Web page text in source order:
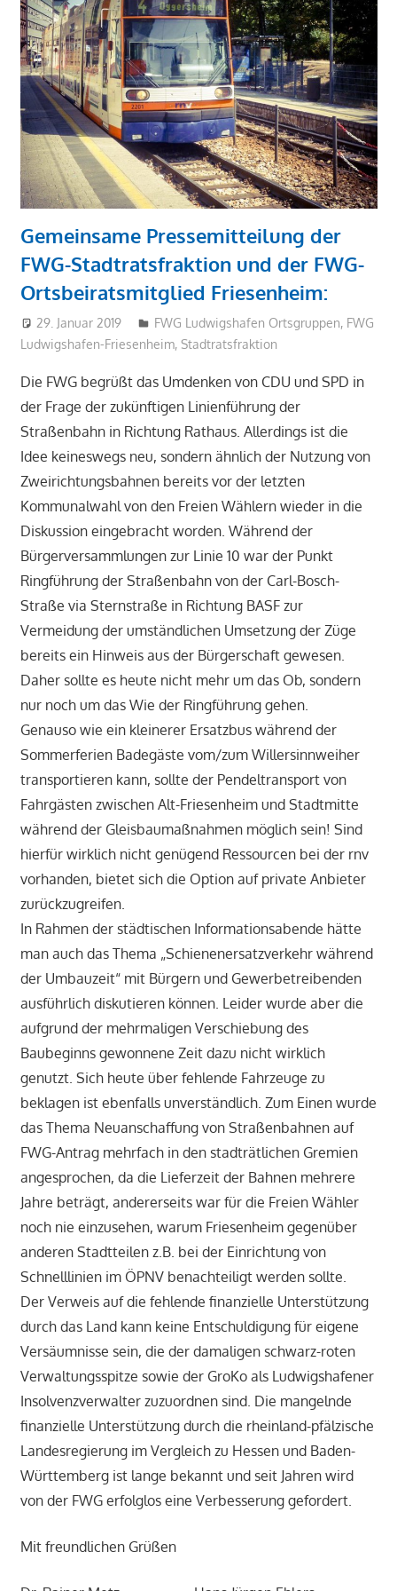
Gemeinsame Pressemitteilung der
FWG-Stadtratsfraktion und der FWG-
Ortsbeiratsmitglied Friesenheim:
29. Januar 2019 admin
FWG Ludwigshafen Ortsgruppen, FWG
Ludwigshafen-Friesenheim, Stadtratsfraktion
Die FWG begrüßt das Umdenken von CDU und SPD in
der Frage der zukünftigen Linienführung der
Straßenbahn in Richtung Rathaus. Allerdings ist die
Idee keineswegs neu, sondern ähnlich der Nutzung von
Zweirichtungsbahnen bereits vor der letzten
Kommunalwahl von den Freien Wählern wieder in die
Diskussion eingebracht worden. Während der
Bürgerversammlungen zur Linie 10 war der Punkt
Ringführung der Straßenbahn von der Carl-Bosch-
Straße via Sternstraße in Richtung BASF zur
Vermeidung der umständlichen Umsetzung der Züge
bereits ein Hinweis aus der Bürgerschaft gewesen.
Daher sollte es heute nicht mehr um das Ob, sondern
nur noch um das Wie der Ringführung gehen.
Genauso wie ein kleinerer Ersatzbus während der
Sommerferien Badegäste vom/zum Willersinnweiher
transportieren kann, sollte der Pendeltransport von
Fahrgästen zwischen Alt-Friesenheim und Stadtmitte
während der Gleisbaumaßnahmen möglich sein! Sind
hierfür wirklich nicht genügend Ressourcen bei der rnv
vorhanden, bietet sich die Option auf private Anbieter
zurückzugreifen.
In Rahmen der städtischen Informationsabende hätte
man auch das Thema „Schienenersatzverkehr während
der Umbauzeit“ mit Bürgern und Gewerbetreibenden
ausführlich diskutieren können. Leider wurde aber die
aufgrund der mehrmaligen Verschiebung des
Baubeginns gewonnene Zeit dazu nicht wirklich
genutzt. Sich heute über fehlende Fahrzeuge zu
beklagen ist ebenfalls unverständlich. Zum Einen wurde
das Thema Neuanschaffung von Straßenbahnen auf
FWG-Antrag mehrfach in den stadträtlichen Gremien
angesprochen, da die Lieferzeit der Bahnen mehrere
Jahre beträgt, andererseits war für die Freien Wähler
noch nie einzusehen, warum Friesenheim gegenüber
anderen Stadtteilen z.B. bei der Einrichtung von
Schnelllinien im ÖPNV benachteiligt werden sollte.
Der Verweis auf die fehlende finanzielle Unterstützung
durch das Land kann keine Entschuldigung für eigene
Versäumnisse sein, die der damaligen schwarz-roten
Verwaltungsspitze sowie der GroKo als Ludwigshafener
Insolvenzverwalter zuzuordnen sind. Die mangelnde
finanzielle Unterstützung durch die rheinland-pfälzische
Landesregierung im Vergleich zu Hessen und Baden-
Württemberg ist lange bekannt und seit Jahren wird
von der FWG erfolglos eine Verbesserung gefordert.
Mit freundlichen Grüßen